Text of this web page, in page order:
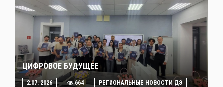
ЦИФРОВОЕ БУДУЩЕЕ
2.07. 2026 664 РЕГИОНАЛЬНЫЕ НОВОСТИ ДЭ